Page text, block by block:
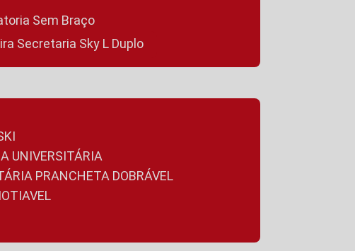
Sem Braço
Secretaria Sky L Duplo
UNIVERSITÁRIA
PRANCHETA DOBRÁVEL